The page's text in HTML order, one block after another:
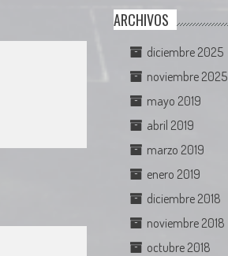
ARCHIVOS
diciembre 2025
noviembre 2025
mayo 2019
abril 2019
marzo 2019
enero 2019
diciembre 2018
noviembre 2018
octubre 2018